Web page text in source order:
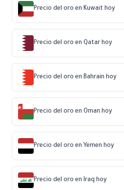
Precio del oro en Kuwait hoy
Precio del oro en Qatar hoy
Precio del oro en Bahrain hoy
Precio del oro en Oman hoy
Precio del oro en Yemen hoy
Precio del oro en Iraq hoy